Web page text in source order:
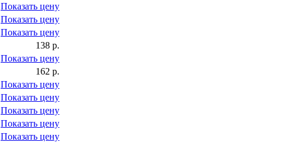
Показать цену
Показать цену
Показать цену
138 р.
Показать цену
162 р.
Показать цену
Показать цену
Показать цену
Показать цену
Показать цену